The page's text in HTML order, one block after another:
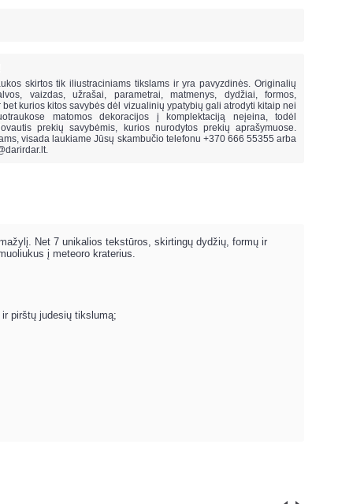
skirtos tik iliustraciniams tikslams ir yra pavyzdinės. Originalių
vaizdas, užrašai, parametrai, matmenys, dydžiai, formos,
bet kurios kitos savybės dėl vizualinių ypatybių gali atrodyti kitaip nei
matomos dekoracijos į komplektaciją neįeina,todėl
prekių savybėmis, kurios nurodytos prekių aprašymuose.
visada laukiame Jūsų skambučio telefonu +370 666 55355 arba
.
Net 7 unikalios tekstūros, skirtingų dydžių, formų ir
į meteoro kraterius.
pirštų judesių tikslumą;